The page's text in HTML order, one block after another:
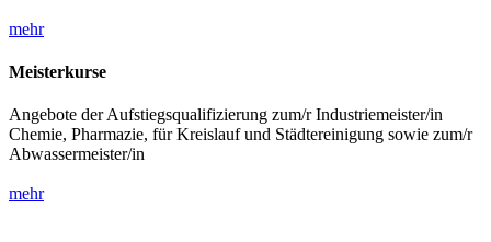
mehr
Meisterkurse
Angebote der Aufstiegsqualifizierung zum/r Industriemeister/in
Chemie, Pharmazie, für Kreislauf und Städtereinigung sowie zum/r
Abwassermeister/in
mehr